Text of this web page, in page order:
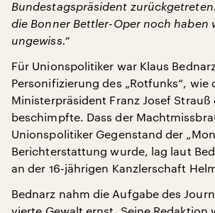
Bundestagspräsident
die Bonner Bettler-Oper noch haben
ungewiss.“
Für Unionspolitiker war Klaus
Personifizierung des „Rotfunks“, wie
Ministerpräsident Franz Josef Strauß
beschimpfte. Dass der
Unionspolitiker Gegenstand der
Berichterstattung wurde, lag laut
an der 16-jährigen Kanzlerschaft
Bednarz nahm die Aufgabe des